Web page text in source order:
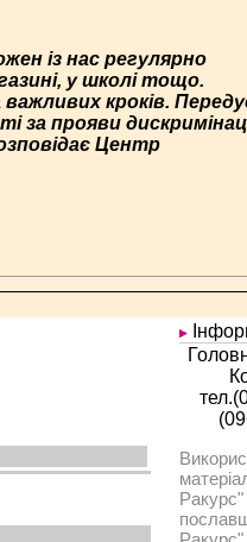
із нас регулярно
у школі тощо.
кроків.
за прояви
Центр